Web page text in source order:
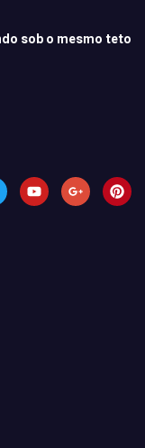
sob o mesmo teto